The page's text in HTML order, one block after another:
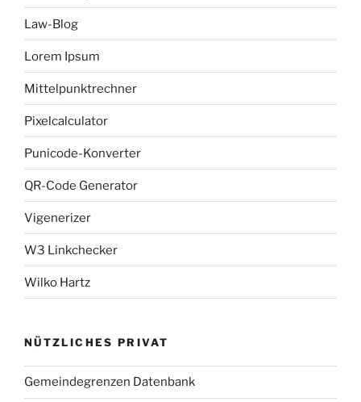
Law-Blog
Lorem Ipsum
Mittelpunktrechner
Pixelcalculator
Punicode-Konverter
QR-Code Generator
Vigenerizer
W3 Linkchecker
Wilko Hartz
NÜTZLICHES PRIVAT
Gemeindegrenzen Datenbank